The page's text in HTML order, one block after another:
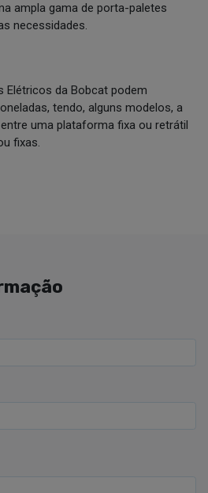
ampla gama de porta-paletes
necessidades.
da Bobcat podem
tendo, alguns modelos, a
uma plataforma fixa ou retrátil
fixas.